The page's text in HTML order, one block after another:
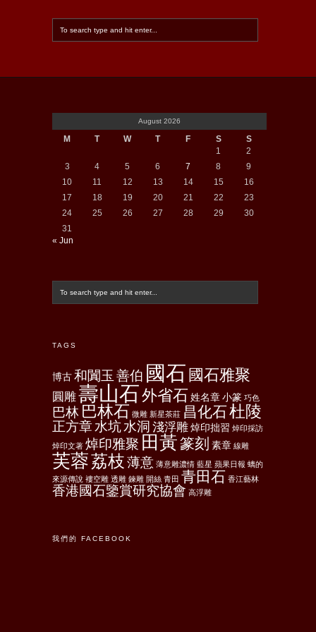
August 2026
M T W T F S
S
1
2
3
4 5 6 7 8
9
10
11 12 13 14 15
16
17
18 19 20 21 22
23
24
25 26 27 28 29
30
31
« Jun
TAGS
博古和闐玉 善伯 國石 國石雅聚
圓雕壽山石外省石 姓名章小篆 巧色
巴林 巴林石 微雕 新星茶莊 昌化石杜陵
正方章水坑水洞 淺浮雕焯印拙習 焯印採訪
焯印文著 焯印雅聚 田黃篆刻 素章 線雕
芙蓉荔枝薄意 薄意雕濃情 藍星 蘋果日報 螭的
來源傳說 褸空雕 透雕 鍊雕 開絲 青田 青田石 香江藝林
香港國石鑒賞研究協會 高浮雕
我們的 FACEBOOK